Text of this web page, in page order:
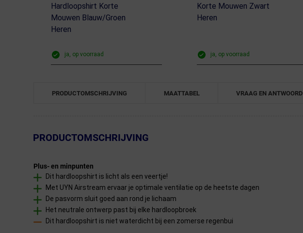
Hardloopshirt Korte
Mouwen Blauw/Groen
Heren
ja, op voorraad
Korte Mouwen Zwart
Heren
ja, op voorraad
PRODUCTOMSCHRIJVING MAATTABEL VRAAG EN ANTWOORD
← Terug naar productnavigatie
PRODUCTOMSCHRIJVING
Plus- en minpunten
Dit hardloopshirt is licht als een veertje!
Met UYN Airstream ervaar je optimale ventilatie op de heetste dagen
De pasvorm sluit goed aan rond je lichaam
Het neutrale ontwerp past bij elke hardloopbroek
Dit hardloopshirt is niet waterdicht bij een zomerse regenbui